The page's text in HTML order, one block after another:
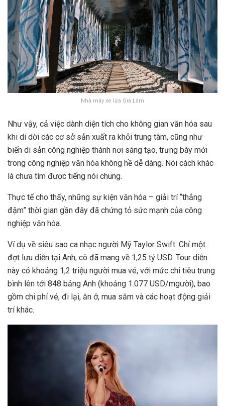
Nhà máy xe lửa Gia Lâm
Như vậy, cả việc dành diện tích cho không gian văn hóa sau
khi di dời các cơ sở sản xuất ra khỏi trung tâm, cũng như
biến di sản công nghiệp thành nơi sáng tạo, trưng bày mới
trong công nghiệp văn hóa không hề dễ dàng. Nói cách khác
là chưa tìm được tiếng nói chung.
Thực tế cho thấy, những sự kiện văn hóa – giải trí “thắng
đậm” thời gian gần đây đã chứng tỏ sức mạnh của công
nghiệp văn hóa.
Ví dụ về siêu sao ca nhạc người Mỹ Taylor Swift. Chỉ một
đợt lưu diễn tại Anh, cô đã mang về 1,25 tỷ USD. Tour diễn
này có khoảng 1,2 triệu người mua vé, với mức chi tiêu trung
bình lên tới 848 bảng Anh (khoảng 1.077 USD/mgười), bao
gồm chi phí vé, đi lại, ăn ở, mua sắm và các hoạt động giải
trí khác.